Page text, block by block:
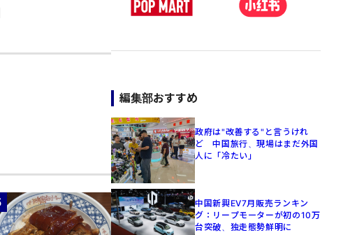
編集部おすすめ
政府は"改善する"と言うけれ
ど 中国旅行、現場はまだ外国
人に「冷たい」
中国新興EV7月販売ランキン
グ：リープモーターが初の10万
台突破、独走態勢鮮明に